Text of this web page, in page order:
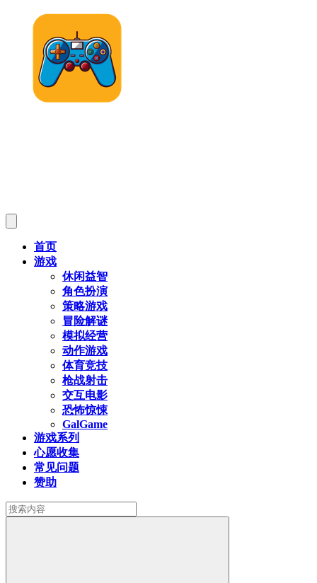
首页
游戏
休闲益智
角色扮演
策略游戏
冒险解谜
模拟经营
动作游戏
体育竞技
枪战射击
交互电影
恐怖惊悚
GalGame
游戏系列
心愿收集
常见问题
赞助